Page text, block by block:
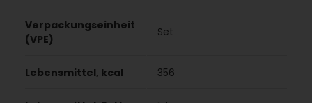
Verpackungseinheit
(VPE)
Set
Lebensmittel, kcal 356